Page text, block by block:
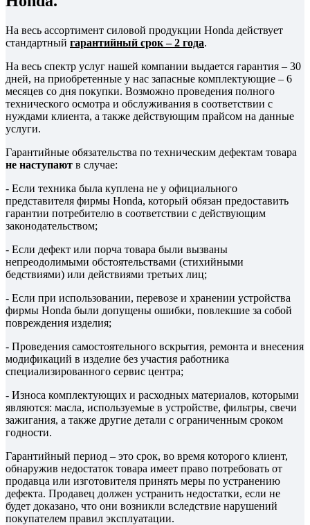
На весь ассортимент силовой продукции Honda действует
стандартный гарантийный срок – 2 года.
На весь спектр услуг нашей компании выдается гарантия – 30
дней, на приобретенные у нас запасные комплектующие – 6
месяцев со дня покупки. Возможно проведения полного
технического осмотра и обслуживания в соответствии с
нуждами клиента, а также действующим прайсом на данные
услуги.
Гарантийные обязательства по техническим дефектам товара
не наступают в случае:
- Если техника была куплена не у официального
представителя фирмы Honda, который обязан предоставить
гарантии потребителю в соответствии с действующим
законодательством;
- Если дефект или порча товара были вызваны
непреодолимыми обстоятельствами (стихийными
бедствиями) или действиями третьих лиц;
- Если при использовании, перевозе и хранении устройства
фирмы Honda были допущены ошибки, повлекшие за собой
повреждения изделия;
- Проведения самостоятельного вскрытия, ремонта и внесения
модификаций в изделие без участия работника
специализированного сервис центра;
- Износа комплектующих и расходных материалов, которыми
являются: масла, используемые в устройстве, фильтры, свечи
зажигания, а также другие детали с ограниченным сроком
годности.
Гарантийный период – это срок, во время которого клиент,
обнаружив недостаток товара имеет право потребовать от
продавца или изготовителя принять меры по устранению
дефекта. Продавец должен устранить недостатки, если не
будет доказано, что они возникли вследствие нарушений
покупателем правил эксплуатации.